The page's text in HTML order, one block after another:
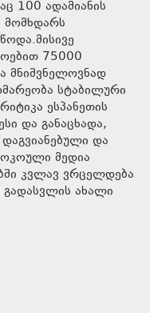
100 ადამიანის
მომხდარს
75000
მნიშვნელოვნად
სტაბილური
ესპანეთის
და განაცხადა,
და
მედია
კვლავ ვრცელდება
გადასვლის ახალი